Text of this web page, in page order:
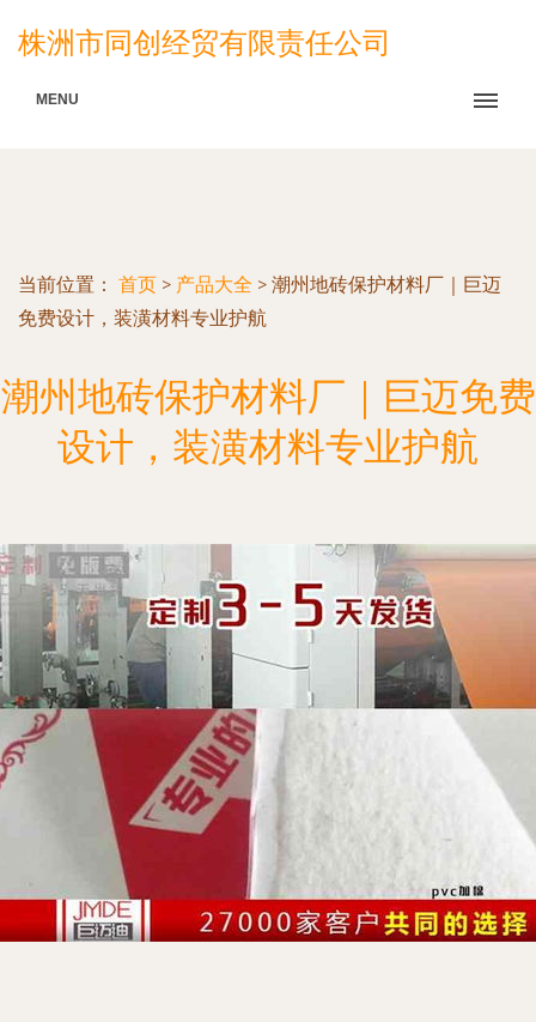
株洲市同创经贸有限责任公司
MENU
当前位置： 首页 > 产品大全 > 潮州地砖保护材料厂｜巨迈
免费设计，装潢材料专业护航
潮州地砖保护材料厂｜巨迈免费
设计，装潢材料专业护航